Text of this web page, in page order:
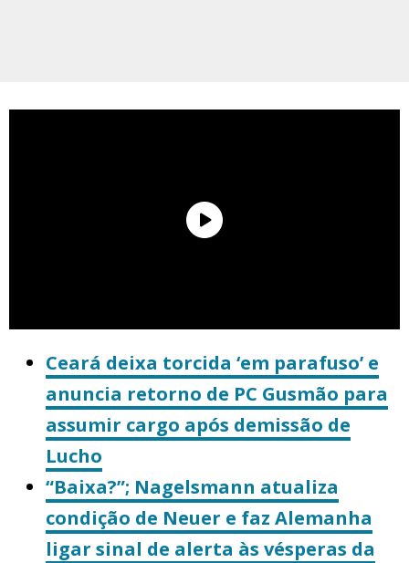
Ceará deixa torcida ‘em parafuso’ e
anuncia retorno de PC Gusmão para
assumir cargo após demissão de
Lucho
“Baixa?”; Nagelsmann atualiza
condição de Neuer e faz Alemanha
ligar sinal de alerta às vésperas da